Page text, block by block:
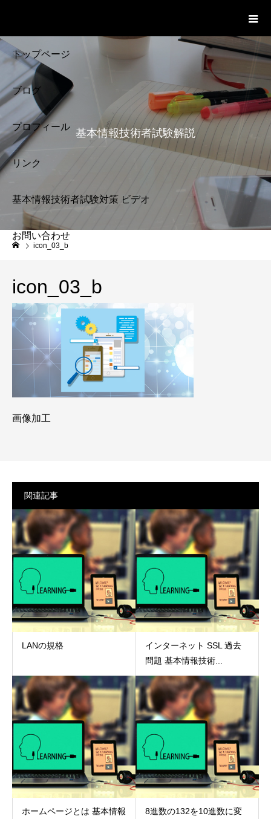
トップページ
ブログ
プロフィール
リンク
基本情報技術者試験対策 ビデオ
お問い合わせ
基本情報技術者試験解説
icon_03_b
icon_03_b
画像加工
関連記事
LANの規格
インターネット SSL 過去
問題 基本情報技術...
ホームページとは 基本情報
8進数の132を10進数に変